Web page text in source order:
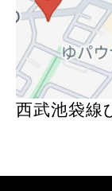
西武池袋線